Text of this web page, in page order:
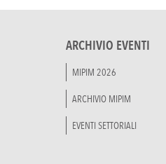
ARCHIVIO EVENTI
MIPIM 2026
ARCHIVIO MIPIM
EVENTI SETTORIALI